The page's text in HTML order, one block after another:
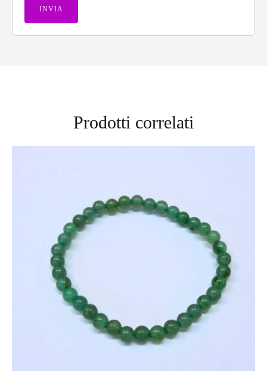
Prodotti correlati